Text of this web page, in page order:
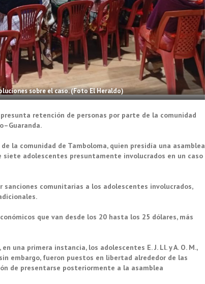
sobre el caso. (Foto El Heraldo)
retención de personas por parte de la comunidad
la comunidad de Tamboloma, quien presidía una asamblea
adolescentes presuntamente involucrados en un caso
comunitarias a los adolescentes involucrados,
que van desde los 20 hasta los 25 dólares, más
una primera instancia, los adolescentes E. J. Ll. y A. O. M.,
embargo, fueron puestos en libertad alrededor de las
de presentarse posteriormente a la asamblea